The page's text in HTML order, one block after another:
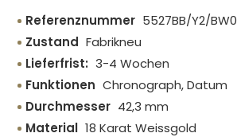
Referenznummer 5527BB/Y2/BW0
Zustand Fabrikneu
Lieferfrist: 3-4 Wochen
Funktionen Chronograph, Datum
Durchmesser 42,3 mm
Material 18 Karat Weissgold